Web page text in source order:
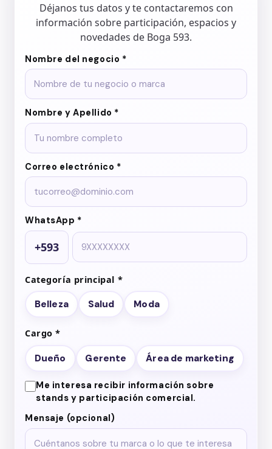
Déjanos tus datos y te contactaremos con
información sobre participación, espacios y
novedades de Boga 593.
Nombre del negocio *
Nombre y Apellido *
Correo electrónico *
WhatsApp *
+593
Categoría principal *
Belleza Salud Moda
Cargo *
Dueño Gerente Área de marketing
Me interesa recibir información sobre
stands y participación comercial.
Mensaje (opcional)